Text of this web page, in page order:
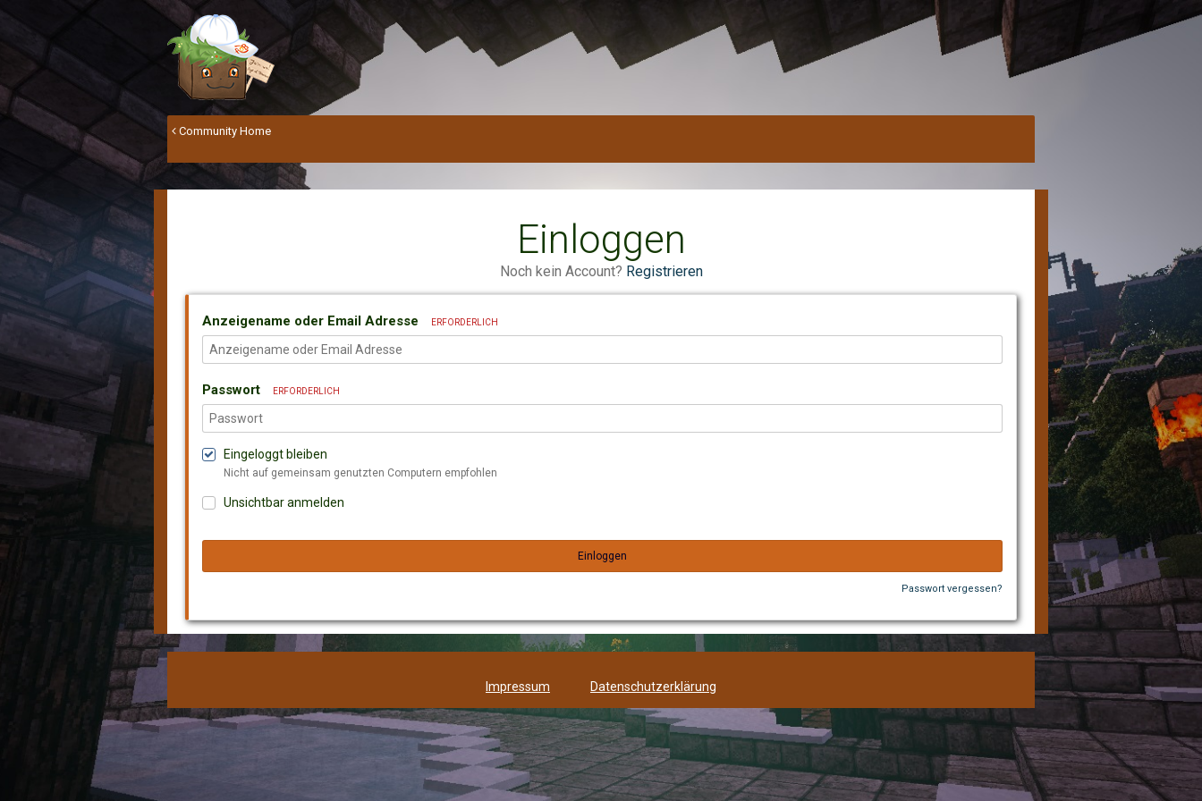
Community Home
Einloggen
Noch kein Account? Registrieren
Anzeigename oder Email Adresse ERFORDERLICH
Passwort ERFORDERLICH
Eingeloggt bleiben
Nicht auf gemeinsam genutzten Computern empfohlen
Unsichtbar anmelden
Einloggen
Passwort vergessen?
Impressum Datenschutzerklärung